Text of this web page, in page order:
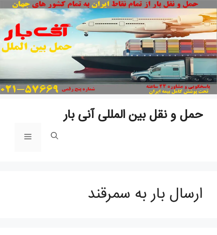
حمل و نقل بین المللی آنی بار
فهرست
ارسال بار به سمرقند